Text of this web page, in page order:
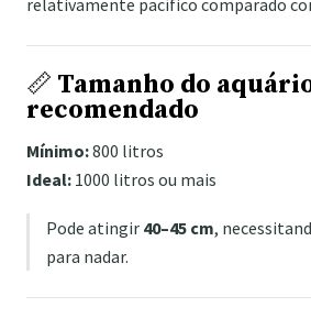
relativamente pacífico comparado
📏 Tamanho do
recomendado
Mínimo:800 litros
Ideal: 1000 litros ou mais
Pode atingir 40–45 cm,
para nadar.